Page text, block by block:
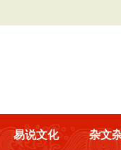
易说文化 杂文